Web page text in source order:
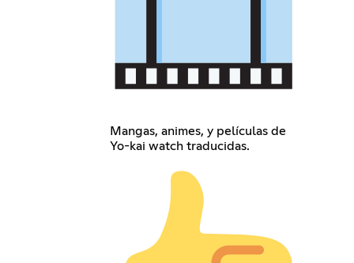
Mangas, animes, y películas de
Yo-kai watch traducidas.